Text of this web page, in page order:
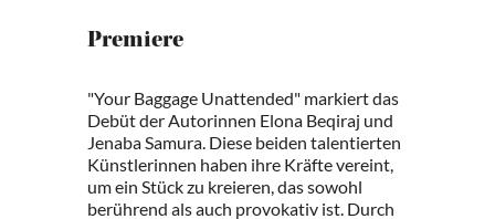
Premiere
"Your Baggage Unattended" markiert das
Debüt der Autorinnen Elona Beqiraj und
Jenaba Samura. Diese beiden talentierten
Künstlerinnen haben ihre Kräfte vereint,
um ein Stück zu kreieren, das sowohl
berührend als auch provokativ ist. Durch